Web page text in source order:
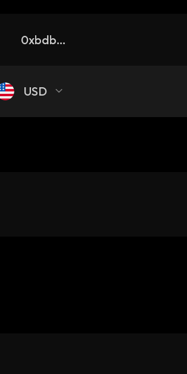
0xbdb9b2009c93afe865a0f68b399ab40735cc7777_binance_smart
USD